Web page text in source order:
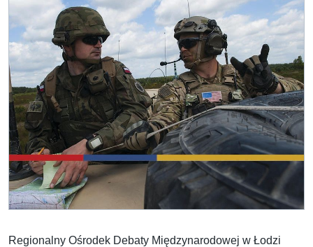
Regionalny Ośrodek Debaty Międzynarodowej w Łodzi